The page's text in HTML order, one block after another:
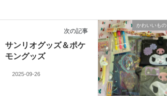
かわいいもの
次の記事
サンリオグッズ＆ポケ
モングッズ
2025-09-26